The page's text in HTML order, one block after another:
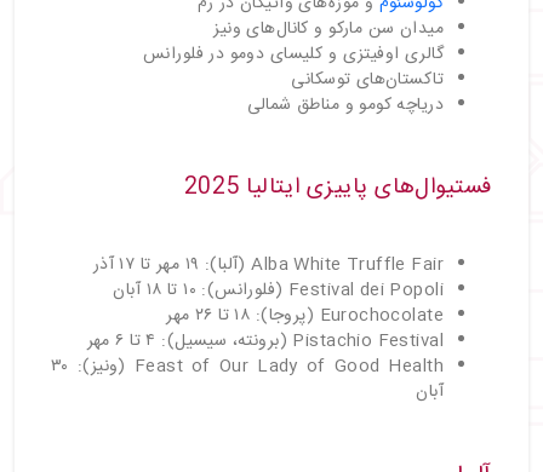
میدان سن مارکو و کانال‌های ونیز
گالری اوفیتزی و کلیسای دومو در فلورانس
تاکستان‌های توسکانی
دریاچه کومو و مناطق شمالی
فستیوال‌های پاییزی ایتالیا 2025
Alba White Truffle Fair (آلبا): ۱۹ مهر تا ۱۷ آذر
Festival dei Popoli (فلورانس): ۱۰ تا ۱۸ آبان
Eurochocolate (پروجا): ۱۸ تا ۲۶ مهر
Pistachio Festival (برونته، سیسیل): ۴ تا ۶ مهر
Feast of Our Lady of Good Health (ونیز): ۳۰
آبان